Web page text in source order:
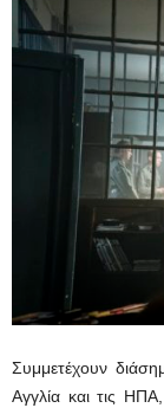
Συμμετέχουν
Αγγλία και τις